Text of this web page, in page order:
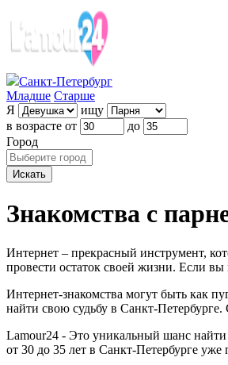
Санкт-Петербург
Младше Старше
Я
ищу
в возрасте от
до
Город
Знакомства с
Интернет – прекрасный инструмент,
провести остаток своей жизни. Если
Интернет-знакомства могут быть как
найти свою судьбу в Санкт-
Lamour24 - Это уникальный шанс найти
от 30 до 35 лет в Санкт-Петербурге